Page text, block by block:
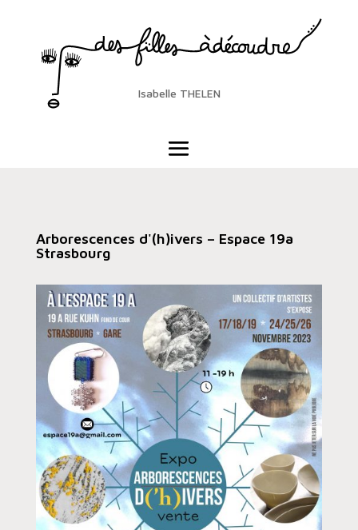
Isabelle THELEN
Arborescences d'(h)ivers – Espace 19a
Strasbourg